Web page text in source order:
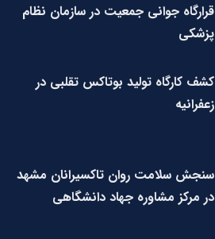
قرارگاه جوانی جمعیت در سازمان نظام
پزشکی
کشف کارگاه تولید بوتاکس تقلبی در
زعفرانیه
سنجش سلامت روان تاکسیرانان مشهد
در مرکز مشاوره جهاد دانشگاهی